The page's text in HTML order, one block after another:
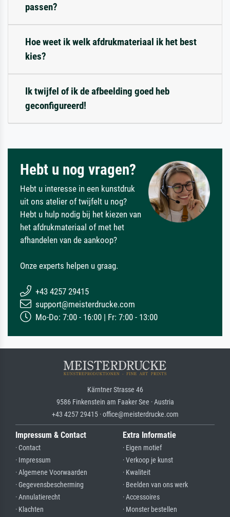
passen?
Hoe weet ik welk afdrukmateriaal ik het best
kies?
Ik twijfel of ik de afbeelding goed heb
geconfigureerd!
Hebt u nog vragen?
Hebt u interesse in een kunstdruk
uit ons atelier of twijfelt u nog?
Hebt u hulp nodig bij het kiezen van
het afdrukmateriaal of met het
afhandelen van de aankoop?
Onze experts helpen u graag.
+43 4257 29415
support@meisterdrucke.com
Mo-Do: 7:00 - 16:00 | Fr: 7:00 - 13:00
Kärntner Strasse 46
9586 Finkenstein am Faaker See · Austria
+43 4257 29415 · office@meisterdrucke.com
Impressum & Contact
· Contact
· Impressum
· Algemene Voorwaarden
· Gegevensbescherming
· Annulatierecht
· Klachten
Extra Informatie
· Eigen motief
· Verkoop je kunst
· Kwaliteit
· Beelden van ons werk
· Accessoires
· Monster bestellen